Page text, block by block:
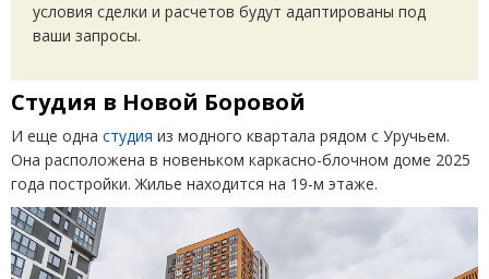
условия сделки и расчетов будут адаптированы под
ваши запросы.
Студия в Новой Боровой
И еще одна студия из модного квартала рядом с Уручьем.
Она расположена в новеньком каркасно-блочном доме 2025
года постройки. Жилье находится на 19-м этаже.